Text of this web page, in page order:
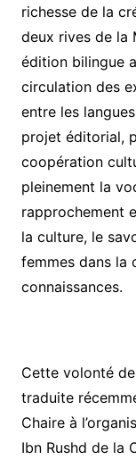
richesse de la
deux rives de la
édition bilingue
circulation des
entre les
projet éditorial,
coopération
pleinement la
rapprochement
la culture, le
femmes dans la
connaissances.
Cette volonté
traduite
Chaire à
Ibn Rushd de la